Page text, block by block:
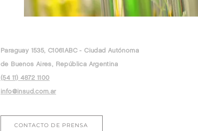
Paraguay 1535, C1061ABC - Ciudad Autónoma
de Buenos Aires, República Argentina
(54 11) 4872 1100
info@insud.com.ar
CONTACTO DE PRENSA